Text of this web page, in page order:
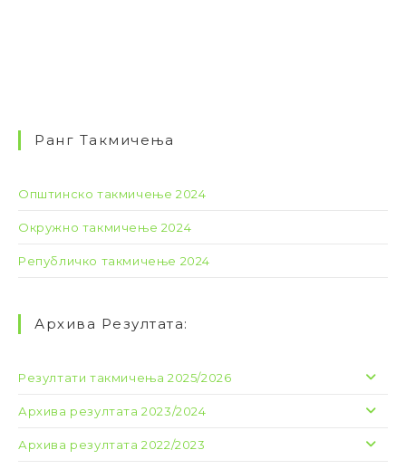
Ранг Такмичења
Општинско такмичење 2024
Окружно такмичење 2024
Републичко такмичење 2024
Архива Резултата:
Резултати такмичења 2025/2026
Архива резултата 2023/2024
Архива резултата 2022/2023